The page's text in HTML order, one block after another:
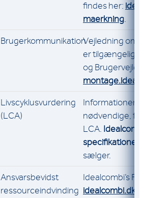
findes her:
maerkning.
BrugerkommunikationVejledning om
er tilgængelig i
og
Livscyklusvurdering
(LCA)
Informationer
nødvendige,
LCA.
specifikationer
sælger.
Ansvarsbevidst
ressourceindvinding
Idealcombi’s
idealcombi.dk/